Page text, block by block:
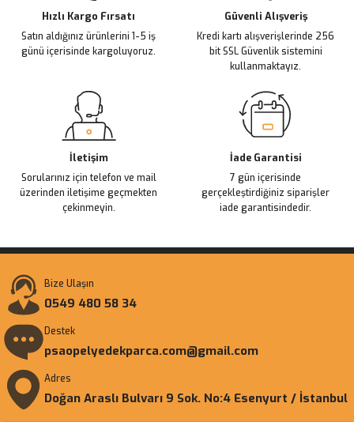
Ürün fiyatı diğer sitelerden daha pahalı.
Bu ürüne benzer farklı alternatifler olmalı.
Hızlı Kargo Fırsatı
Satın aldığınız ürünlerini 1-5 iş
günü içerisinde kargoluyoruz.
Güvenli Alışveriş
Kredi kartı alışverişlerinde 256
bit SSL Güvenlik sistemini
kullanmaktayız.
İletişim
Sorularınız için telefon ve mail
üzerinden iletişime geçmekten
çekinmeyin.
İade Garantisi
7 gün içerisinde
gerçekleştirdiğiniz siparişler
iade garantisindedir.
Bize Ulaşın
0549 480 58 34
Destek
psaopelyedekparca.com@gmail.com
Adres
Doğan Araslı Bulvarı 9 Sok. No:4 Esenyurt / İstanbul